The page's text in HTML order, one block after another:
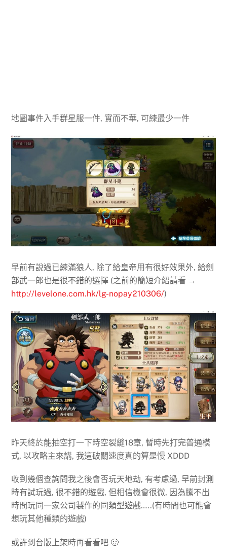
地圖事件入手群星服一件, 實而不華, 可練最少一件
早前有說過已練滿狼人, 除了給皇帝用有很好效果外, 給劍
部武一郎也是很不錯的選擇 (之前的簡短介紹請看 →
http://levelone.com.hk/lg-nopay210306/)
昨天終於能抽空打一下時空裂縫18章, 暫時先打完普通模
式, 以攻略主來講, 我這破關速度真的算是慢 XDDD
收到幾個查詢問我之後會否玩天地劫, 有考慮過, 早前封測
時有試玩過, 很不錯的遊戲, 但相信機會很微, 因為騰不出
時間玩同一家公司製作的同類型遊戲…..(有時間也可能會
想玩其他種類的遊戲)
或許到台版上架時再看看吧 🙂